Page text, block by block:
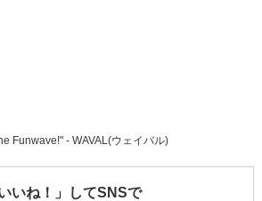
Funwave!" - WAVAL(ウェイバル)
いいね！」してSNSで